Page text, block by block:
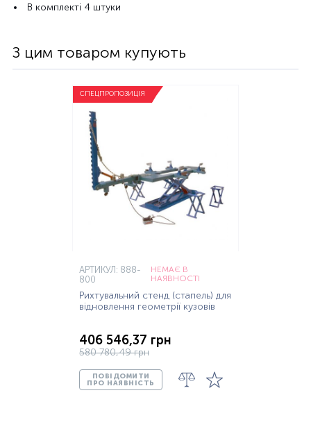
В комплекті 4 штуки
З цим товаром купують
СПЕЦПРОПОЗИЦІЯ
АРТИКУЛ: 888-
800
НЕМАЄ В
НАЯВНОСТІ
Рихтувальний стенд (стапель) для
відновлення геометрії кузовів
406 546,37 грн
580 780,49 грн
ПОВІДОМИТИ
ПРО НАЯВНІСТЬ